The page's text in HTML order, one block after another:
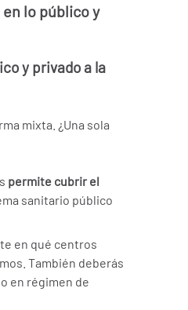
lo público y
y privado a la
mixta. ¿Una sola
permite cubrir el
sanitario público
en qué centros
También deberás
en régimen de